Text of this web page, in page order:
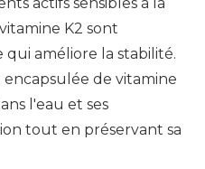
K2 sont
améliore la stabilité.
de vitamine
l'eau et ses
tout en préservant sa